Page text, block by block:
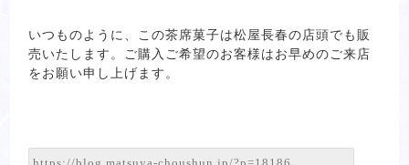
いつものように、この茶席菓子は松屋長春の店頭でも販
売いたします。ご購入ご希望のお客様はお早めのご来店
をお願い申し上げます。